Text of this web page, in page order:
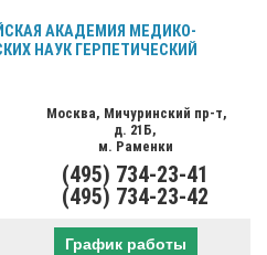
Москва, Мичуринский пр-т,
д. 21Б,
м. Раменки
(495) 734-23-41
(495) 734-23-42
График работы